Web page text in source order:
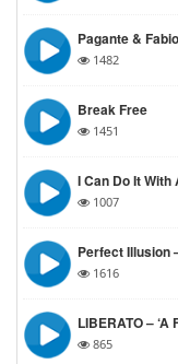
Pagante &
1482
Break Free
1451
I Can Do It
1007
Perfect Illusion
1616
LIBERATO – ⁠‘A
865